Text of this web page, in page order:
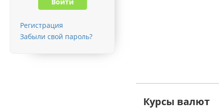
Регистрация
Забыли свой пароль?
Курсы валют